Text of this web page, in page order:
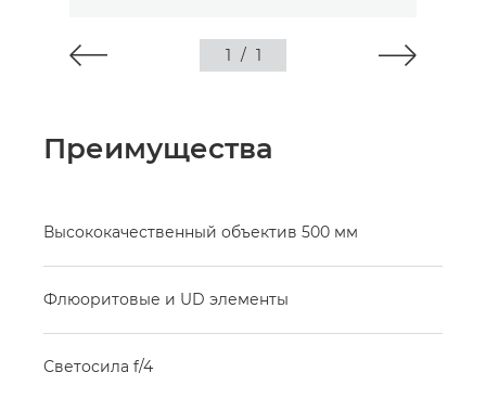
1 / 1
Преимущества
Высококачественный объектив 500 мм
Флюоритовые и UD элементы
Светосила f/4